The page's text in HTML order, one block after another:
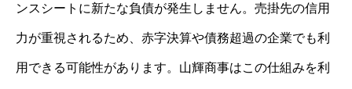
ンスシートに新たな負債が発生しません。売掛先の信用
力が重視されるため、赤字決算や債務超過の企業でも利
用できる可能性があります。山輝商事はこの仕組みを利